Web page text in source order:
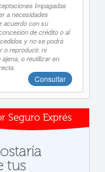
Impagadas
a necesidades
acuerdo con su
de crédito o al
y no se podrá
o reproducir, ni
o reutilizar en
Consultar
Seguro Exprés
tus